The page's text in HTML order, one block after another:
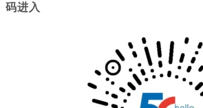
码进入